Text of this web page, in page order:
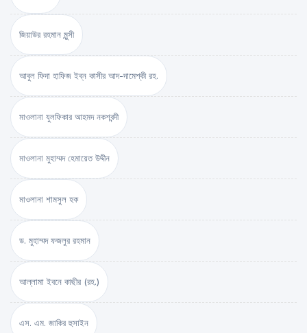
জিয়াউর রহমান মুন্সী
আবুল ফিদা হাফিজ ইব্‌ন কাসীর আদ-দামেশ্‌কী রহ.
মাওলানা যুলফিকার আহমদ নকশবন্দী
মাওলানা মুহাম্মদ হেমায়েত উদ্দীন
মাওলানা শামসুল হক
ড. মুহাম্মদ ফজলুর রহমান
আল্লামা ইবনে কাছীর (রহ.)
এস. এম. জাকির হুসাইন